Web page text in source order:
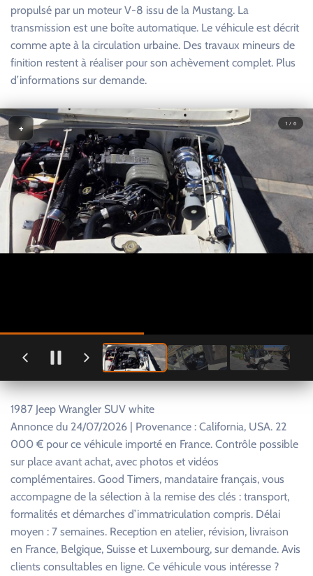
propulsé par un moteur V-8 issu de la Mustang. La
transmission est une boîte automatique. Le véhicule est décrit
comme apte à la circulation urbaine. Des travaux mineurs de
finition restent à réaliser pour son achèvement complet. Plus
d’informations sur demande.
1 / 6
+
1987 Jeep Wrangler SUV white
Annonce du 24/07/2026 | Provenance : California, USA. 22
000 € pour ce véhicule importé en France. Contrôle possible
sur place avant achat, avec photos et vidéos
complémentaires. Good Timers, mandataire français, vous
accompagne de la sélection à la remise des clés : transport,
formalités et démarches d’immatriculation compris. Délai
moyen : 7 semaines. Reception en atelier, révision, livraison
en France, Belgique, Suisse et Luxembourg, sur demande. Avis
clients consultables en ligne. Ce véhicule vous intéresse ?